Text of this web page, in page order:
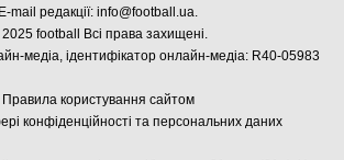
E-mail редакції: info@football.ua.
football Всі права захищені.
медіа, ідентифікатор онлайн-медіа: R40-05983
Правила користування сайтом
конфіденційності та персональних даних